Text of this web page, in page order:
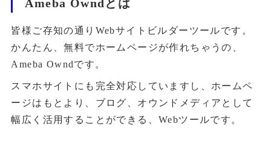
Ameba Owndとは
皆様ご存知の通りWebサイトビルダーツールです。
かんたん、無料でホームページが作れちゃうの、
Ameba Owndです。
スマホサイトにも完全対応していますし、ホームペ
ージはもとより、ブログ、オウンドメディアとして
幅広く活用することができる、Webツールです。